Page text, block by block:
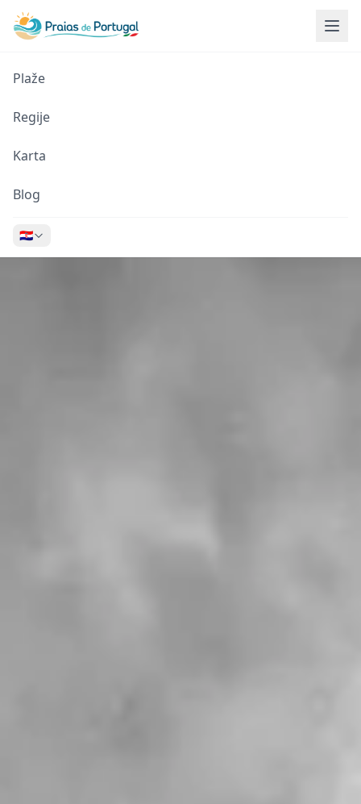
Plaže
Regije
Karta
Blog
🇭🇷